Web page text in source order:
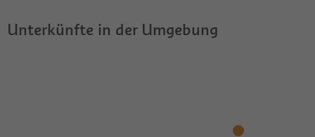
Unterkünfte in der Umgebung